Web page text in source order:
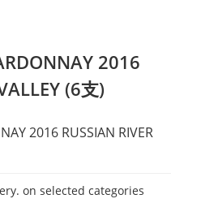
2016
(6支)
2016 RUSSIAN RIVER
on selected categories